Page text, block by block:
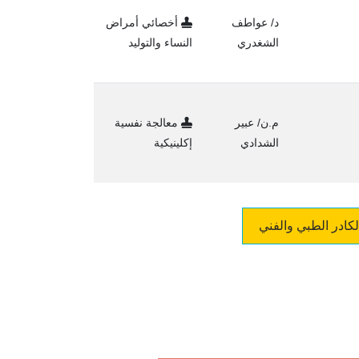
د/ عواطف
الشغدري
أخصائي أمراض
النساء والتوليد
م.ن/ عبير
الشدادي
معالجة نفسية
إكلينيكية
الطبي والفني